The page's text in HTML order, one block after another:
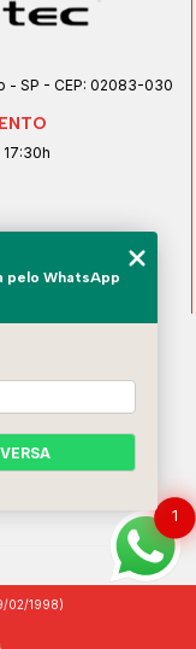
- SP - CEP: 02083-030
02/1998)
1
pelo WhatsApp